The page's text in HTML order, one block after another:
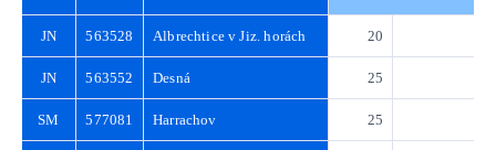
JN 563528 Albrechtice v Jiz. horách 20
JN 563552 Desná 25
SM 577081 Harrachov 25